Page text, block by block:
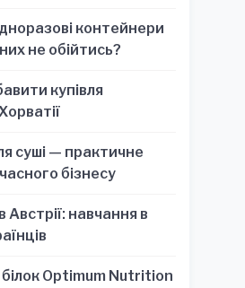
контейнери
не обійтись?
купівля
суші — практичне
бізнесу
Австрії: навчання в
Optimum Nutrition